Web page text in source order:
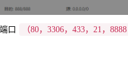
口 （80，3306，433，21，